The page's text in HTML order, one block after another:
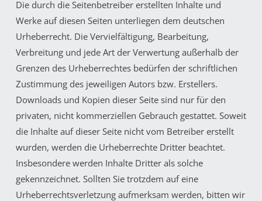
Die durch die Seitenbetreiber erstellten Inhalte und
Werke auf diesen Seiten unterliegen dem deutschen
Urheberrecht. Die Vervielfältigung, Bearbeitung,
Verbreitung und jede Art der Verwertung außerhalb der
Grenzen des Urheberrechtes bedürfen der schriftlichen
Zustimmung des jeweiligen Autors bzw. Erstellers.
Downloads und Kopien dieser Seite sind nur für den
privaten, nicht kommerziellen Gebrauch gestattet. Soweit
die Inhalte auf dieser Seite nicht vom Betreiber erstellt
wurden, werden die Urheberrechte Dritter beachtet.
Insbesondere werden Inhalte Dritter als solche
gekennzeichnet. Sollten Sie trotzdem auf eine
Urheberrechtsverletzung aufmerksam werden, bitten wir